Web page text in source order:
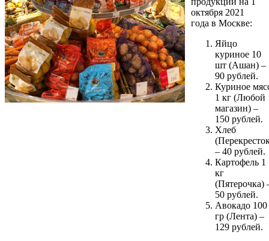
октября 2021
года в Москве:
Яйцо
куриное 10
шт (Ашан) –
90 рублей.
Куриное
1 кг (Любой
магазин) –
150 рублей.
Хлеб
– 40 рублей.
Картофель 1
кг
(Пятерочка)
50 рублей.
Авокадо 100
гр (Лента) –
129 рублей.